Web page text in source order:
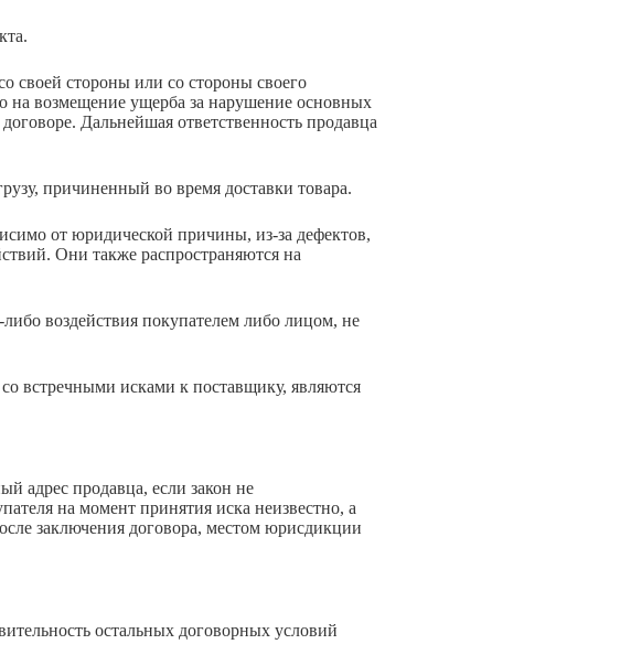
своей стороны или со стороны своего
на возмещение ущерба за нарушение основных
Дальнейшая ответственность продавца
причиненный во время доставки товара.
от юридической причины, из-за дефектов,
Они также распространяются на
воздействия покупателем либо лицом, не
встречными исками к поставщику, являются
адрес продавца, если закон не
на момент принятия иска неизвестно, а
заключения договора, местом юрисдикции
остальных договорных условий